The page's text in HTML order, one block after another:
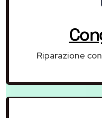
Riparazione